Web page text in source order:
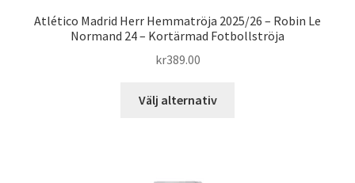
Atlético Madrid Herr Hemmatröja 2025/26 – Robin Le
Normand 24 – Kortärmad Fotbollströja
kr389.00
Välj alternativ